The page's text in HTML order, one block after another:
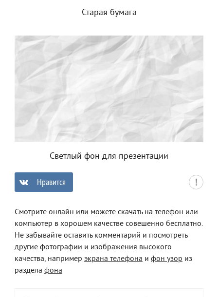
Старая бумага
Светлый фон для презентации
Нравится
Смотрите онлайн или можете скачать на телефон или
компьютер в хорошем качестве совешенно бесплатно.
Не забывайте оставить комментарий и посмотреть
другие фотографии и изображения высокого
качества, например экрана телефона и фон узор из
раздела фона